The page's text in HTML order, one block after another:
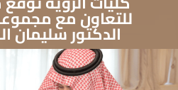
للتعاون مع
الدكتور سليمان